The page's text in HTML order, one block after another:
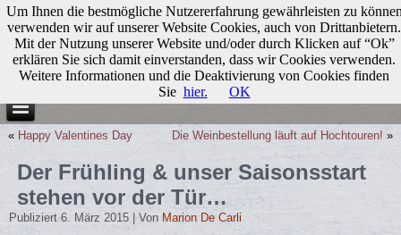
« Happy Valentines Day Die Weinbestellung läuft auf Hochtouren! »
Der Frühling & unser Saisonsstart
stehen vor der Tür…
Publiziert 6. März 2015 |Von Marion De Carli
Um Ihnen die bestmögliche Nutzererfahrung gewährleisten zu
verwenden wir auf unserer Website Cookies, auch von Drittanbietern.
Mit der Nutzung unserer Website und/oder durch Klicken auf “Ok”
erklären Sie sich damit einverstanden, dass wir Cookies verwenden.
Weitere Informationen und die Deaktivierung von Cookies finden
Sie hier. OK